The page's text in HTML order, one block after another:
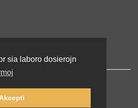
sia laboro dosierojn